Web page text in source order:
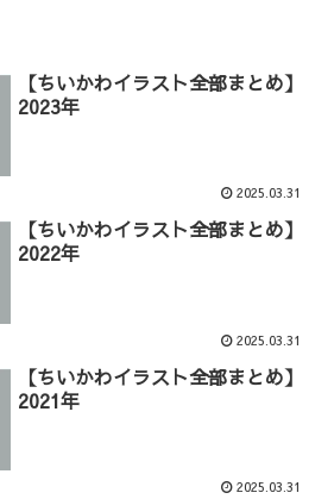
【ちいかわイラスト全部まとめ】
2023年
2025.03.31
【ちいかわイラスト全部まとめ】
2022年
2025.03.31
【ちいかわイラスト全部まとめ】
2021年
2025.03.31